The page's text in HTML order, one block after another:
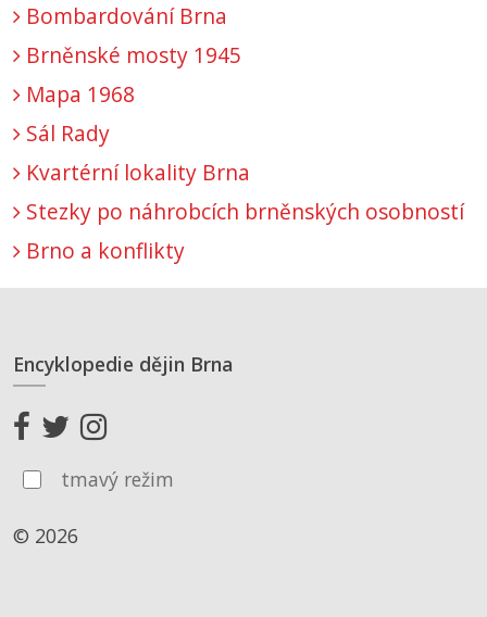
Bombardování Brna
Brněnské mosty 1945
Mapa 1968
Sál Rady
Kvartérní lokality Brna
Stezky po náhrobcích brněnských osobností
Brno a konflikty
Encyklopedie dějin Brna
tmavý režim
© 2026